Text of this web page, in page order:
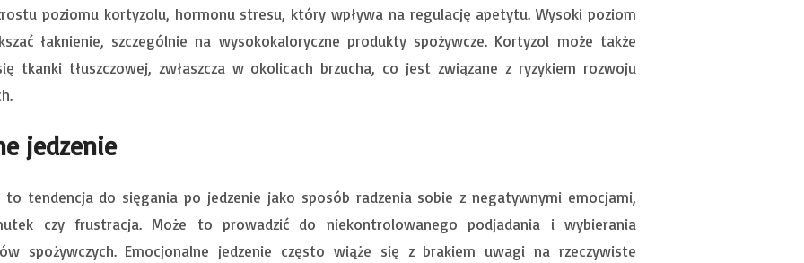
poziomu kortyzolu, hormonu stresu, który wpływa na regulację apetytu. Wysoki poziom
łaknienie, szczególnie na wysokokaloryczne produkty spożywcze. Kortyzol może także
tkanki tłuszczowej, zwłaszcza w okolicach brzucha, co jest związane z ryzykiem rozwoju
jedzenie
to tendencja do sięgania po jedzenie jako sposób radzenia sobie z negatywnymi emocjami,
czy frustracja. Może to prowadzić do niekontrolowanego podjadania i wybierania
spożywczych. Emocjonalne jedzenie często wiąże się z brakiem uwagi na rzeczywiste